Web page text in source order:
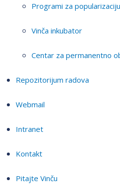
Programi za
Vinča inkubator
Centar za permanentno
Repozitorijum radova
Webmail
Intranet
Kontakt
Pitajte Vinču